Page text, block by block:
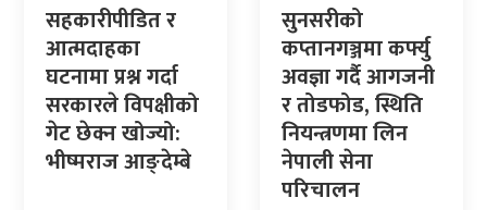
सहकारीपीडित र
आत्मदाहका
घटनामा प्रश्न गर्दा
सरकारले विपक्षीको
गेट छेक्न खोज्यो:
भीष्मराज आङ्देम्बे
सुनसरीको
कप्तानगञ्जमा कर्फ्यु
अवज्ञा गर्दै आगजनी
र तोडफोड, स्थिति
नियन्त्रणमा लिन
नेपाली सेना
परिचालन